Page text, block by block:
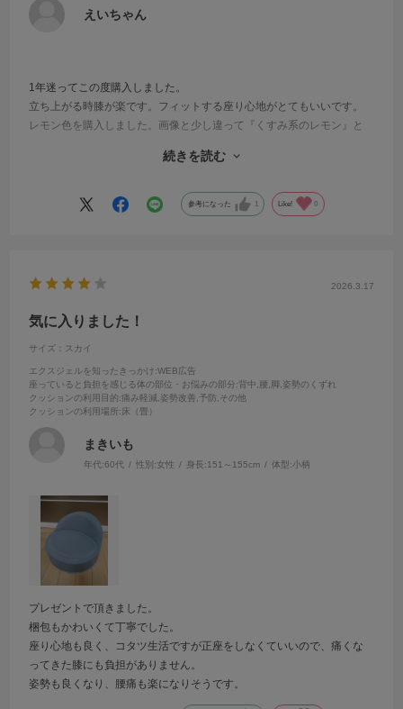
えいちゃん
1年迷ってこの度購入しました。
立ち上がる時膝が楽です。フィットする座り心地がとてもいいです。
レモン色を購入しました。画像と少し違って『くすみ系のレモン』と
好きな色に変わりはないので気に入っています。季節に合わせてカバ
続きを読む
参考になった 1 Like! 0
2026.3.17
気に入りました！
サイズ：スカイ
エクスジェルを知ったきっかけ :WEB広告
座っていると負担を感じる体の部位・お悩みの部分:背中,腰,脚,姿勢のくずれ
クッションの利用目的:痛み軽減,姿勢改善,予防,その他
クッションの利用場所:床（畳）
まきいも
年代:60代 性別:女性 身長:151～155cm 体型:小柄
プレゼントで頂きました。
梱包もかわいくて丁寧でした。
座り心地も良く、コタツ生活ですが正座をしなくていいので、痛くな
ってきた膝にも負担がありません。
姿勢も良くなり、腰痛も楽になりそうです。